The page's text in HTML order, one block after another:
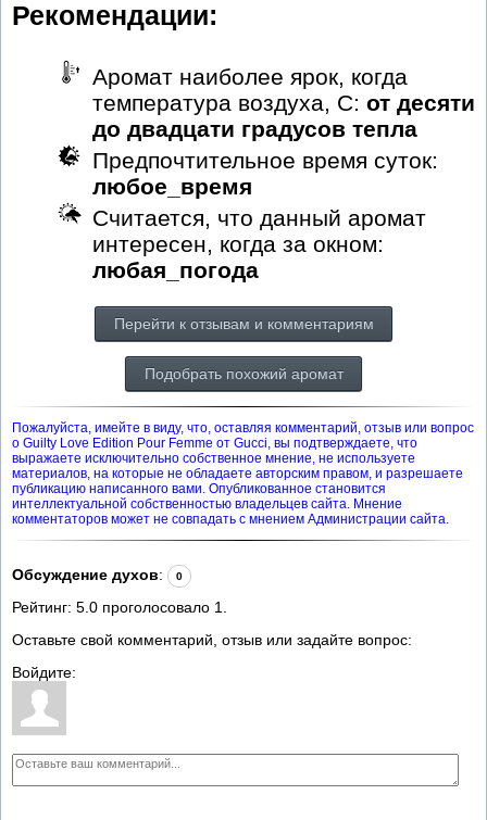
Рекомендации:
Аромат наиболее ярок, когда
температура воздуха, С: от десяти
до двадцати градусов тепла
Предпочтительное время суток:
любое_время
Считается, что данный аромат
интересен, когда за окном:
любая_погода
Перейти к отзывам и комментариям
Подобрать похожий аромат
Пожалуйста, имейте в виду, что, оставляя комментарий, отзыв или вопрос
о Guilty Love Edition Pour Femme от Gucci, вы подтверждаете, что
выражаете исключительно собственное мнение, не используете
материалов, на которые не обладаете авторским правом, и разрешаете
публикацию написанного вами. Опубликованное становится
интеллектуальной собственностью владельцев сайта. Мнение
комментаторов может не совпадать с мнением Администрации сайта.
Обсуждение духов: 0
Рейтинг: 5.0 проголосовало 1
Оставьте свой комментарий, отзыв или задайте вопрос:
Войдите: